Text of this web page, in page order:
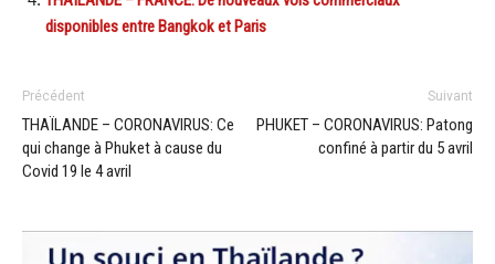
disponibles entre Bangkok et Paris
Précédent
THAÏLANDE – CORONAVIRUS: Ce
qui change à Phuket à cause du
Covid 19 le 4 avril
Suivant
PHUKET – CORONAVIRUS: Patong
confiné à partir du 5 avril